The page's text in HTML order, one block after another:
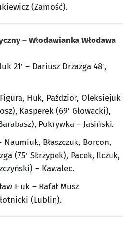
(Zamość).
– Włodawianka Włodawa
21′ – Dariusz Drzazga 48′,
Huk, Paździor, Oleksiejuk
Kasperek (69′ Głowacki),
Pokrywka – Jasiński.
Naumiuk, Błaszczuk, Borcon,
(75′ Skrzypek), Pacek, Ilczuk,
– Kawalec.
Huk – Rafał Musz
(Lublin).